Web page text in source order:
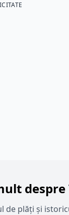
despre
de plăți și